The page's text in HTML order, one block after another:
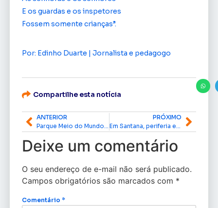
E os guardas e os inspetores
Fossem somente crianças”.
Por: Edinho Duarte | Jornalista e pedagogo
Compartilhe esta notícia
ANTERIOR
PRÓXIMO
Deixe um comentário
O seu endereço de e-mail não será publicado.
Campos obrigatórios são marcados com *
Comentário *